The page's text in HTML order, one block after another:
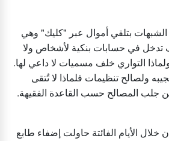
بتلقي أموال عبر "كليك" وهي
تدخل في حسابات بنكية لأشخاص ولا
التواري خلف مسميات لا داعي لها.
ولصالح تنظيمات فلماذا لا تُتقى
جلب المصالح حسب القاعدة الفقيهة.
خلال الأيام الفائتة حاولت إضفاء طابع